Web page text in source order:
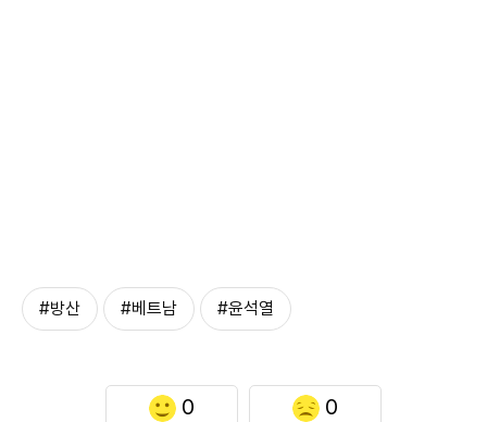
#방산 #베트남 #윤석열
0 0